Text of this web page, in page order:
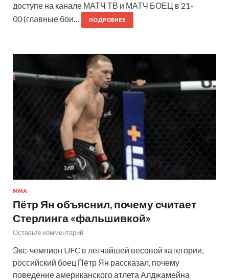
доступе на канале МАТЧ ТВ и МАТЧ БОЕЦ в 21-
00 (главные бои…
ПОДРОБНЕЕ
MMA
Пётр Ян объяснил, почему считает
Стерлинга «фальшивкой»
Оставьте комментарий
Экс-чемпион UFC в легчайшей весовой категории,
российский боец Пётр Ян рассказал, почему
поведение американского атлета Алджамейна